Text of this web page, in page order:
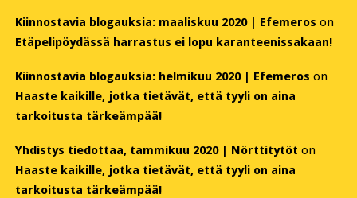
Kiinnostavia blogauksia: maaliskuu 2020 | Efemeros on
Etäpelipöydässä harrastus ei lopu karanteenissakaan!
Kiinnostavia blogauksia: helmikuu 2020 | Efemeros on
Haaste kaikille, jotka tietävät, että tyyli on aina
tarkoitusta tärkeämpää!
Yhdistys tiedottaa, tammikuu 2020 | Nörttitytöt on
Haaste kaikille, jotka tietävät, että tyyli on aina
tarkoitusta tärkeämpää!